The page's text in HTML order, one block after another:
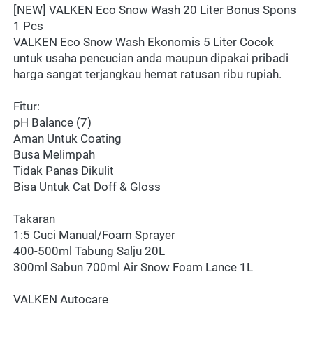
[NEW] VALKEN Eco Snow Wash 20 Liter Bonus Spons
1 Pcs
VALKEN Eco Snow Wash Ekonomis 5 Liter Cocok
untuk usaha pencucian anda maupun dipakai pribadi
harga sangat terjangkau hemat ratusan ribu rupiah.
Fitur:
pH Balance (7)
Aman Untuk Coating
Busa Melimpah
Tidak Panas Dikulit
Bisa Untuk Cat Doff & Gloss
Takaran
1:5 Cuci Manual/Foam Sprayer
400-500ml Tabung Salju 20L
300ml Sabun 700ml Air Snow Foam Lance 1L
VALKEN Autocare